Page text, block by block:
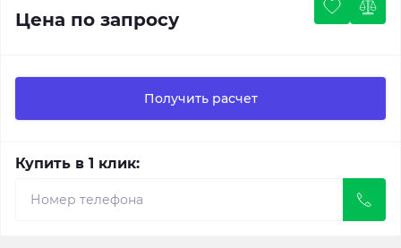
Цена по запросу
Получить расчет
Купить в 1 клик: